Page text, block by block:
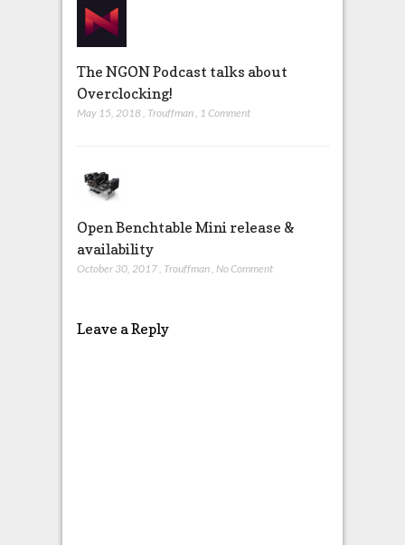
The NGON Podcast talks about
Overclocking!
May 15, 2018, Trouffman, 1 Comment
Open Benchtable Mini release &
availability
October 30, 2017 Trouffman No Comment
Leave a Reply